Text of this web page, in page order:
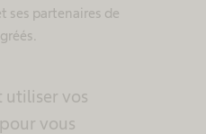
ses partenaires de
utiliser vos
vous